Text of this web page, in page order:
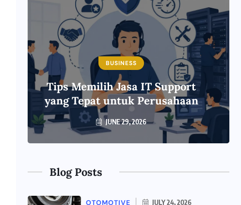
BUSINESS
Tips Memilih Jasa IT Support
yang Tepat untuk Perusahaan
JUNE 29, 2026
Blog Posts
OTOMOTIVE JULY 24, 2026